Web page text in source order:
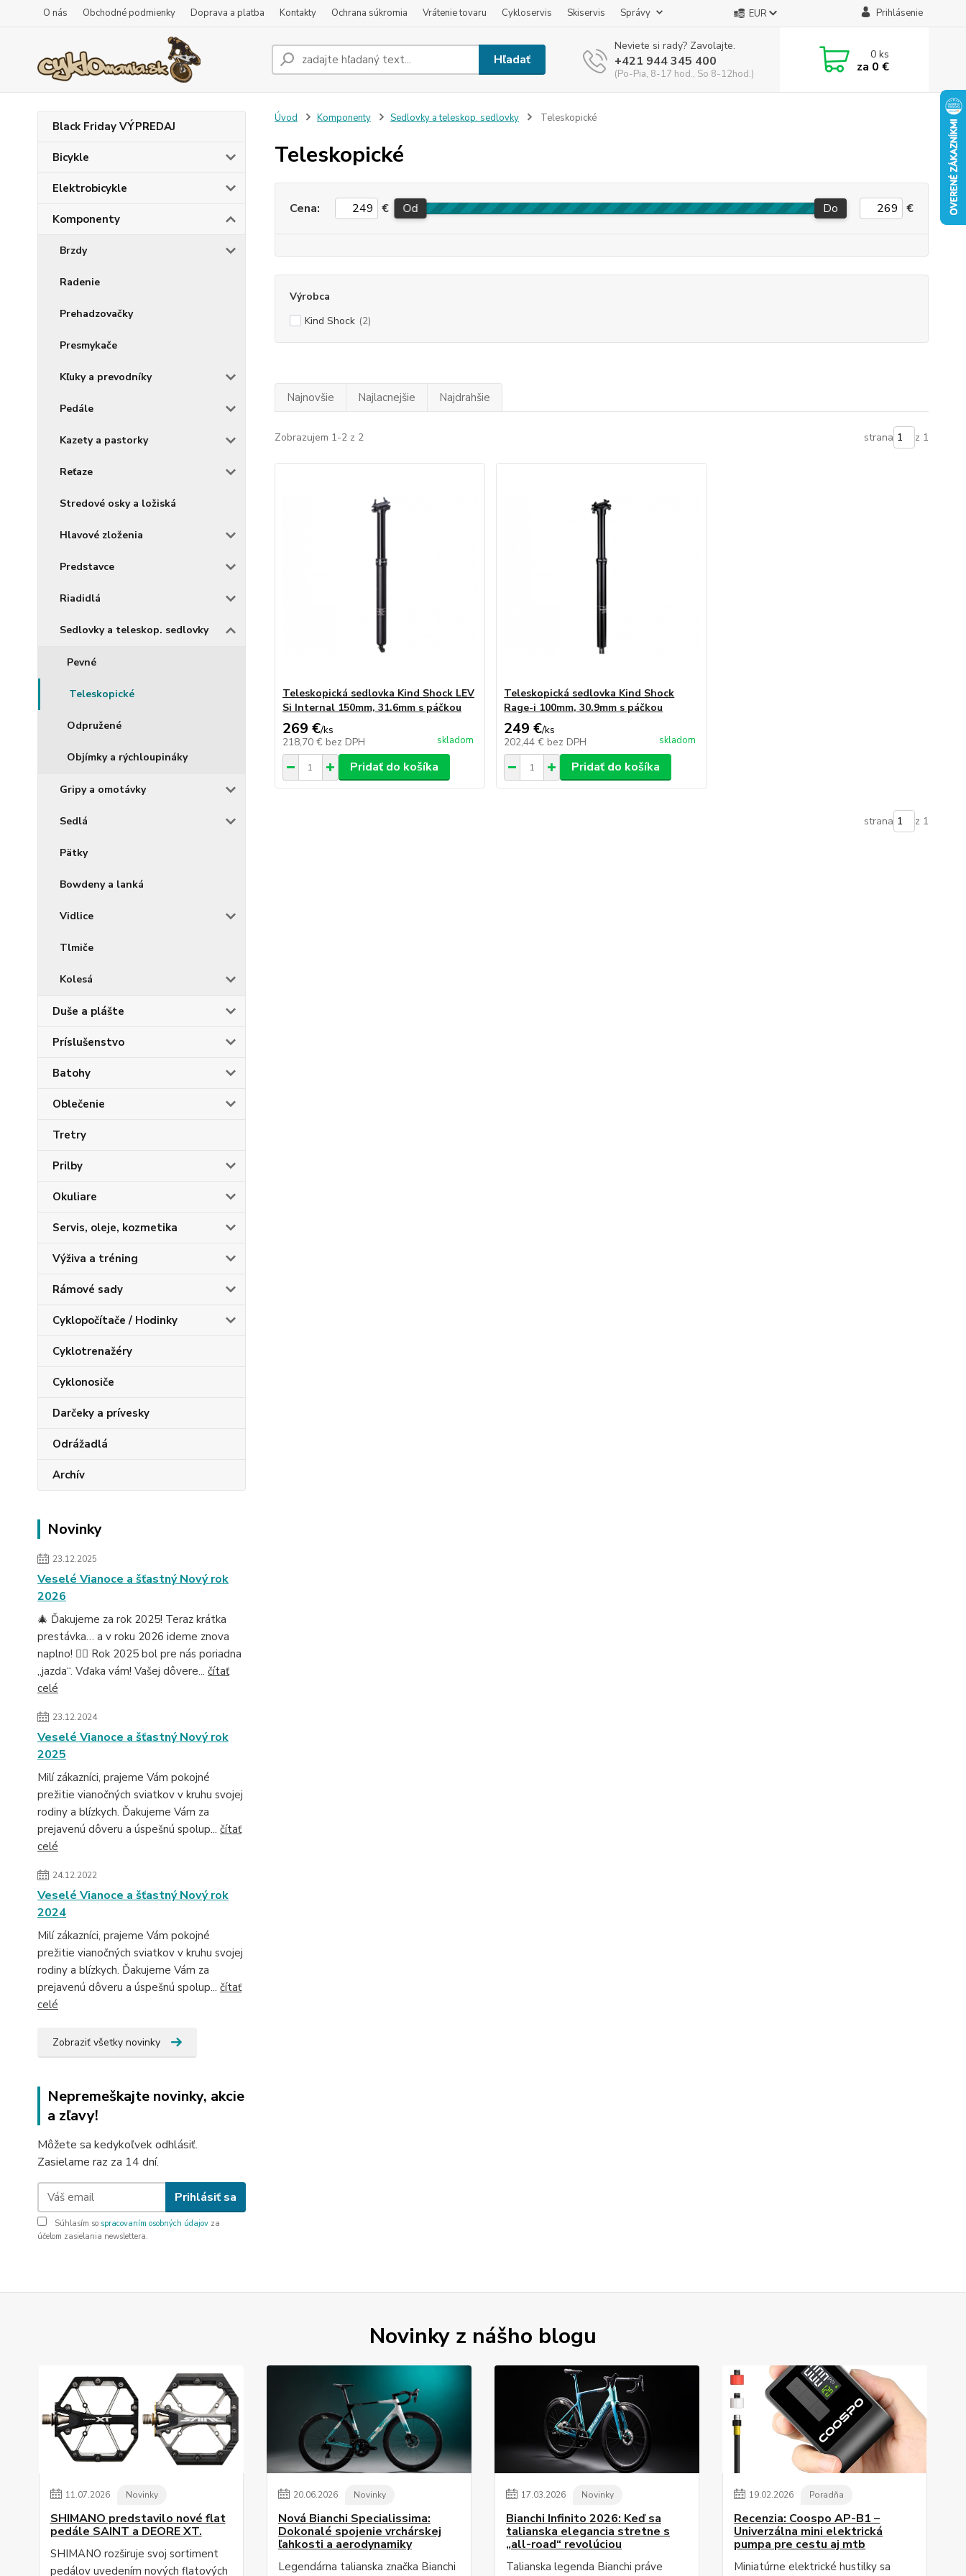
O nás Obchodné podmienky Doprava a platba Kontakty Ochrana súkromia Vrátenie tovaru Cykloservis Skiservis Správy EUR Prihlásenie
Hľadať
Neviete si rady? Zavolajte.
+421 944 345 400
(Po-Pia, 8-17 hod., So 8-12hod.)
0ks
za 0 €
Black Friday VÝPREDAJ
Bicykle
Elektrobicykle
Komponenty
Brzdy
Radenie
Prehadzovačky
Presmykače
Kľuky a prevodníky
Pedále
Kazety a pastorky
Reťaze
Stredové osky a ložiská
Hlavové zloženia
Predstavce
Riadidlá
Sedlovky a teleskop. sedlovky
Pevné
Teleskopické
Odpružené
Objímky a rýchloupináky
Gripy a omotávky
Sedlá
Pätky
Bowdeny a lanká
Vidlice
Tlmiče
Kolesá
Duše a plášte
Príslušenstvo
Batohy
Oblečenie
Tretry
Prilby
Okuliare
Servis, oleje, kozmetika
Výživa a tréning
Rámové sady
Cyklopočítače / Hodinky
Cyklotrenažéry
Cyklonosiče
Darčeky a prívesky
Odrážadlá
Archív
Novinky
23.12.2025
Veselé Vianoce a šťastný Nový rok
2026
🎄 Ďakujeme za rok 2025! Teraz krátka
prestávka… a v roku 2026 ideme znova
naplno! 🚴‍♂️ Rok 2025 bol pre nás poriadna
„jazda“. Vďaka vám! Vašej dôvere... čítať
celé
23.12.2024
Veselé Vianoce a šťastný Nový rok
2025
Milí zákazníci, prajeme Vám pokojné
prežitie vianočných sviatkov v kruhu svojej
rodiny a blízkych. Ďakujeme Vám za
prejavenú dôveru a úspešnú spolup... čítať
celé
24.12.2022
Veselé Vianoce a šťastný Nový rok
2024
Milí zákazníci, prajeme Vám pokojné
prežitie vianočných sviatkov v kruhu svojej
rodiny a blízkych. Ďakujeme Vám za
prejavenú dôveru a úspešnú spolup... čítať
celé
Zobraziť všetky novinky
Nepremeškajte novinky, akcie
a zľavy!
Môžete sa kedykoľvek odhlásiť.
Zasielame raz za 14 dní.
Prihlásiť sa
Súhlasím so spracovaním osobných údajov za
účelom zasielania newslettera.
Úvod Komponenty Sedlovky a teleskop. sedlovky Teleskopické
Teleskopické
Cena: € Od Do €
Výrobca
Kind Shock (2)
Najnovšie Najlacnejšie Najdrahšie
Zobrazujem 1-2 z 2 strana z 1
Teleskopická sedlovka Kind Shock LEV
Si Internal 150mm, 31.6mm s páčkou
269 €/ks
218,70 € bez DPH skladom
Pridať do košíka
Teleskopická sedlovka Kind Shock
Rage-i 100mm, 30.9mm s páčkou
249 €/ks
202,44 € bez DPH skladom
Pridať do košíka
strana z 1
Novinky z nášho blogu
11.07.2026 Novinky
SHIMANO predstavilo nové flat
pedále SAINT a DEORE XT.
SHIMANO rozširuje svoj sortiment
pedálov uvedením nových flatových
20.06.2026 Novinky
Nová Bianchi Specialissima:
Dokonalé spojenie vrchárskej
ľahkosti a aerodynamiky
Legendárna talianska značka Bianchi
17.03.2026 Novinky
Bianchi Infinito 2026: Keď sa
talianska elegancia stretne s
„all-road“ revolúciou
Talianska legenda Bianchi práve
19.02.2026 Poradňa
Recenzia: Coospo AP-B1 –
Univerzálna mini elektrická
pumpa pre cestu aj mtb
Miniatúrne elektrické hustilky sa